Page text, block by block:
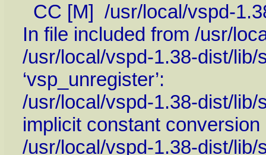
CC [M] /usr/local/vspd-
In file included from /usr/
/usr/local/vspd-1.38-dist/
‘vsp_unregister’:
/usr/local/vspd-1.38-dist/
implicit constant conversion
/usr/local/vspd-1.38-dist/lib/